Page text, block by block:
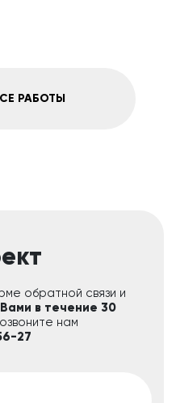
РАБОТЫ
обратной связи и
Вами в течение 30
нам
27